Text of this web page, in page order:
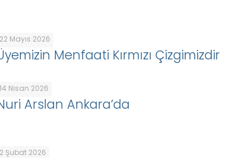
22 Mayıs 2026
Menfaati Kırmızı Çizgimizdir
14 Nisan 2026
Arslan Ankara’da
2 Şubat 2026